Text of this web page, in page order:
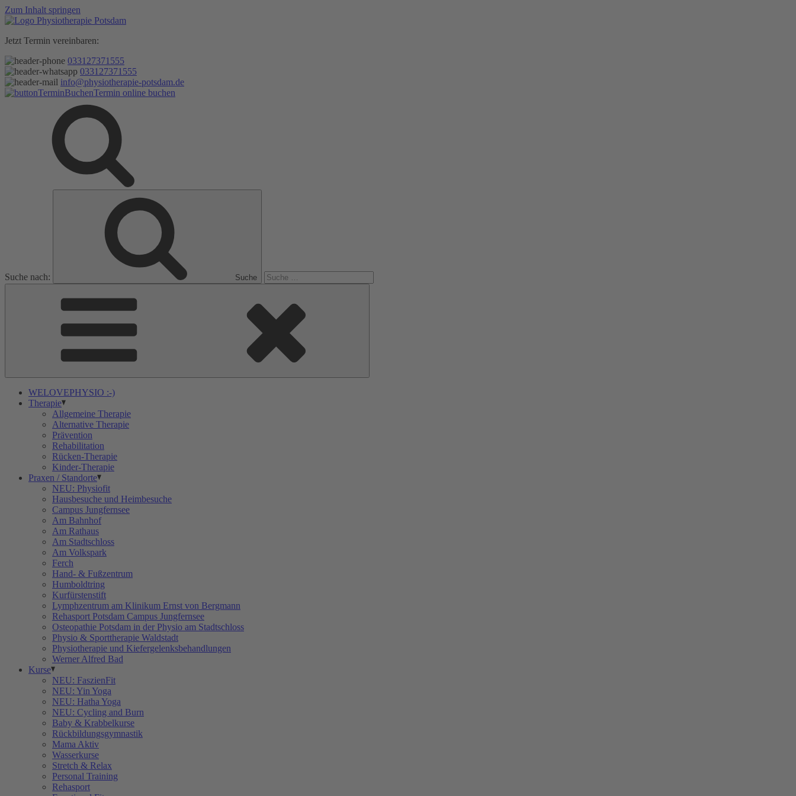
Zum Inhalt springen
Jetzt Termin vereinbaren:
033127371555
033127371555
info@physiotherapie-potsdam.de
Termin online buchen
Suche nach: Suche
WELOVEPHYSIO :-)
Therapie
Allgemeine Therapie
Alternative Therapie
Prävention
Rehabilitation
Rücken-Therapie
Kinder-Therapie
Praxen / Standorte
NEU: Physiofit
Hausbesuche und Heimbesuche
Campus Jungfernsee
Am Bahnhof
Am Rathaus
Am Stadtschloss
Am Volkspark
Ferch
Hand- & Fußzentrum
Humboldtring
Kurfürstenstift
Lymphzentrum am Klinikum Ernst von Bergmann
Rehasport Potsdam Campus Jungfernsee
Osteopathie Potsdam in der Physio am Stadtschloss
Physio & Sporttherapie Waldstadt
Physiotherapie und Kiefergelenksbehandlungen
Werner Alfred Bad
Kurse
NEU: FaszienFit
NEU: Yin Yoga
NEU: Hatha Yoga
NEU: Cycling and Burn
Baby & Krabbelkurse
Rückbildungsgymnastik
Mama Aktiv
Wasserkurse
Stretch & Relax
Personal Training
Rehasport